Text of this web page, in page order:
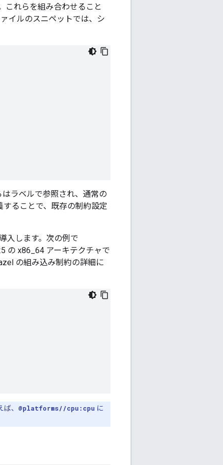
これらを組み合わせること
イルのスニペットでは、シ
ラベルで参照され、通常の
ることで、既存の制約設定
入します。次の例で
の x86_64 アーキテクチャで
の組み込み制約の詳細に
、 @platforms//cpu:cpu に